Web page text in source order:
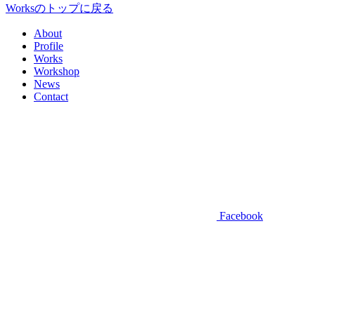
Worksのトップに戻る
About
Profile
Works
Workshop
News
Contact
Facebook